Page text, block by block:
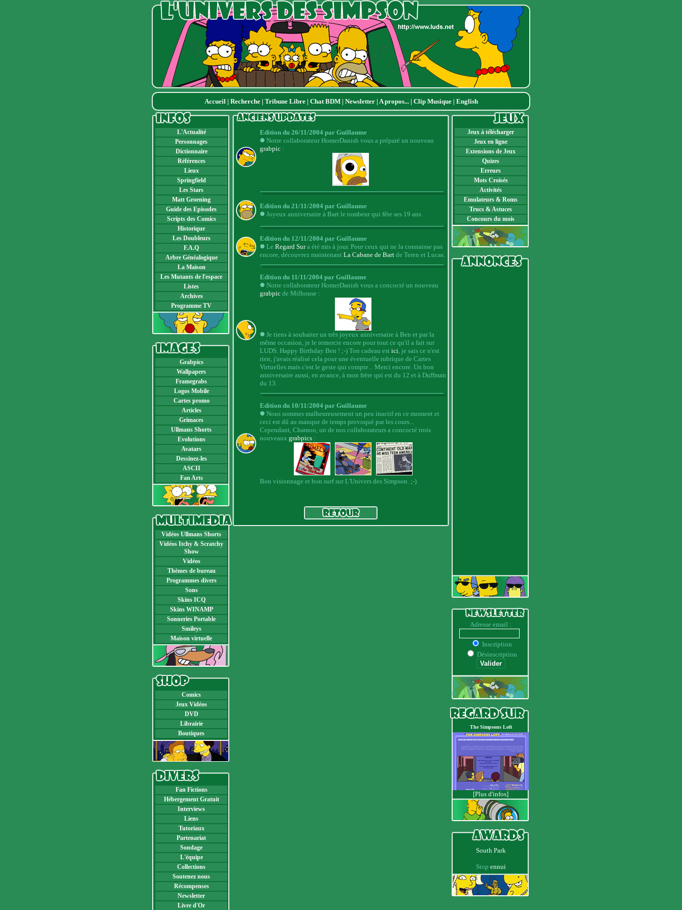
Accueil| Recherche| Tribune Libre | Chat BDM | Newsletter| A propos...| Clip Musique| English
L'Actualité
Personnages
Dictionnaire
Références
Lieux
Springfield
Les Stars
Matt Groening
Guide des Episodes
Scripts des Comics
Historique
Les Doubleurs
F.A.Q
Arbre Généalogique
La Maison
Les Mutants de l'espace
Listes
Archives
Programme TV
Grabpics
Wallpapers
Framegrabs
Logos Mobile
Cartes promo
Articles
Grimaces
Ullmans Shorts
Evolutions
Avatars
Dessinez-les
ASCII
Fan Arts
Vidéos Ullmans Shorts
Vidéos Itchy & Scratchy
Show
Vidéos
Thèmes de bureau
Programmes divers
Sons
Skins ICQ
Skins WINAMP
Sonneries Portable
Smileys
Maison virtuelle
Comics
Jeux Vidéos
DVD
Librairie
Boutiques
Fan Fictions
Hébergement Gratuit
Interviews
Liens
Tutoriaux
Partenariat
Sondage
L'équipe
Collections
Soutenez nous
Récompenses
Newsletter
Livre d'Or
Edition du 26/11/2004 par Guillaume
Notre collaborateur HomerDanish vous a préparé un nouveau
grabpic :
Edition du 21/11/2004 par Guillaume
Joyeux anniversaire à Bart le tombeur qui fête ses 19 ans.
Edition du 12/11/2004 par Guillaume
Le Regard Sura été mis à jour. Pour ceux qui ne la connaisse pas
encore, découvrez maintenant La Cabane de Bart de Teren et Lucas.
Edition du 11/11/2004 par Guillaume
Notre collaborateur HomerDanish vous a concocté un nouveau
grabpic de Milhouse :
Je tiens à souhaiter un très joyeux anniversaire à Ben et par la
même occasion, je le remercie encore pour tout ce qu'il a fait sur
LUDS. Happy Birthday Ben ! ;-) Ton cadeau est ici, je sais ce n'est
rien, j'avais réalisé cela pour une éventuelle rubrique de Cartes
Virtuelles mais c'est le geste qui compte... Merci encore. Un bon
anniversaire aussi, en avance, à mon frère qui est du 12 et à Duffman
du 13.
Edition du 10/11/2004 par Guillaume
Nous sommes malheureusement un peu inactif en ce moment et
ceci est dû au manque de temps provoqué par les cours...
Cependant, Chamoo, un de nos collaborateurs a concocté trois
nouveaux grabpics :
Bon visionnage et bon surf sur L'Univers des Simpson. ;-)
Jeux à télécharger
Jeux en ligne
Extensions de Jeux
Quizes
Erreurs
Mots Croisés
Activités
Emulateurs & Roms
Trucs & Astuces
Concours du mois
Adresse email :
Inscription
Désinscription
The Simpsons Loft
[Plus d'infos]
South Park
Stop ennui